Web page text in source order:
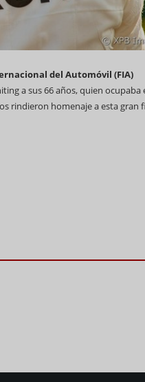
del Automóvil (FIA)
a sus 66 años, quien ocupaba
rindieron homenaje a esta gran